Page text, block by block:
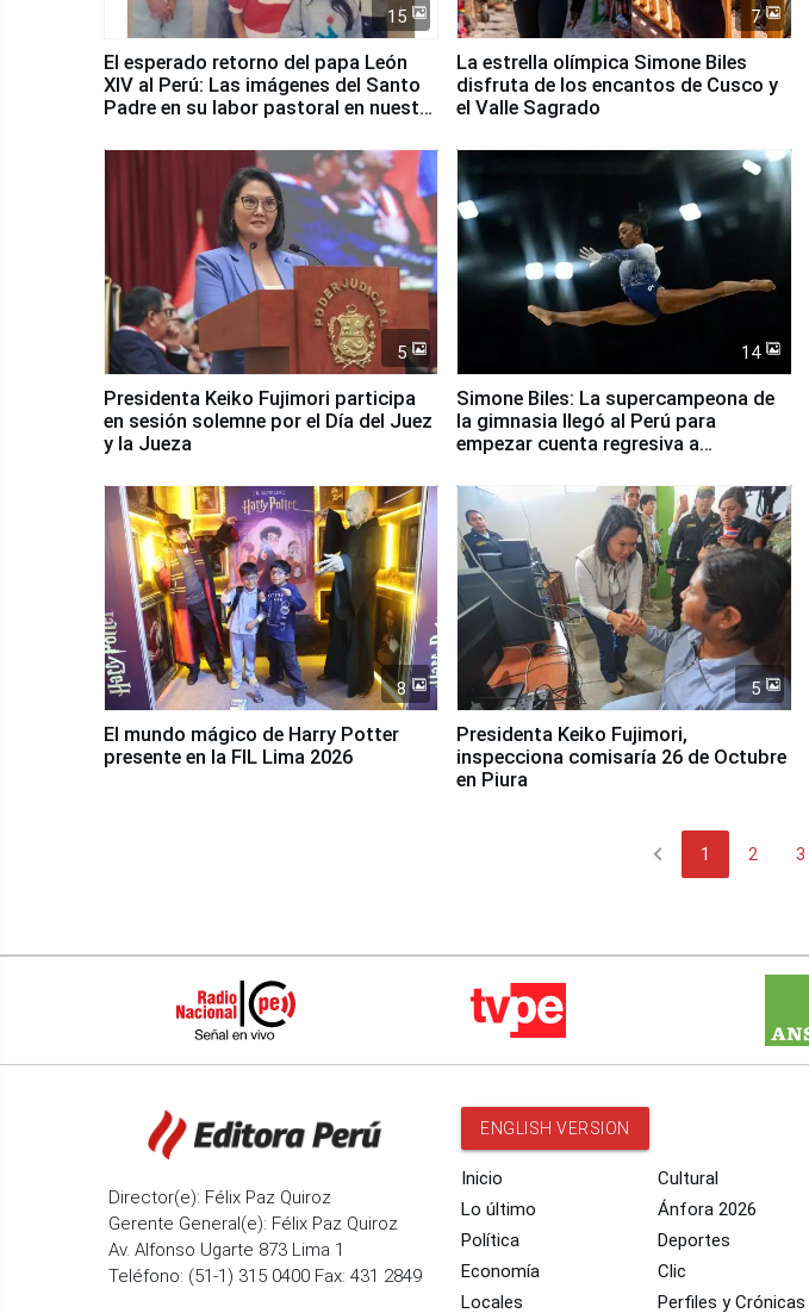
15
El esperado retorno del papa León
XIV al Perú: Las imágenes del Santo
Padre en su labor pastoral en nuestro
7
La estrella olímpica Simone Biles
disfruta de los encantos de Cusco y
el Valle Sagrado
5
Presidenta Keiko Fujimori participa
en sesión solemne por el Día del Juez
y la Jueza
14
Simone Biles: La supercampeona de
la gimnasia llegó al Perú para
empezar cuenta regresiva a
8
El mundo mágico de Harry Potter
presente en la FIL Lima 2026
5
Presidenta Keiko Fujimori,
inspecciona comisaría 26 de Octubre
en Piura
chevron_left 1 2 3
Director(e): Félix Paz Quiroz
Gerente General(e): Félix Paz Quiroz
Av. Alfonso Ugarte 873 Lima 1
Teléfono: (51-1) 315 0400 Fax: 431 2849
ENGLISH VERSION
Inicio
Lo último
Política
Economía
Locales
Cultural
Ánfora 2026
Deportes
Clic
Perfiles y Crónicas